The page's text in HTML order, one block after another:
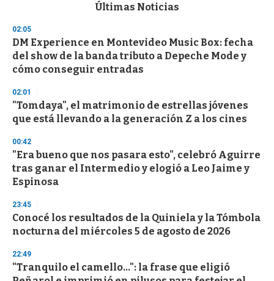
d
s
o
f
3
s
e
o
d
s
Últimas Noticias
02:05
DM Experience en Montevideo Music Box: fecha
del show de la banda tributo a Depeche Mode y
cómo conseguir entradas
02:01
"Tomdaya", el matrimonio de estrellas jóvenes
que está llevando a la generación Z a los cines
00:42
"Era bueno que nos pasara esto", celebró Aguirre
tras ganar el Intermedio y elogió a Leo Jaime y
Espinosa
23:45
Conocé los resultados de la Quiniela y la Tómbola
nocturna del miércoles 5 de agosto de 2026
22:49
"Tranquilo el camello...": la frase que eligió